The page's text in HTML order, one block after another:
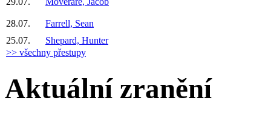
28.07.
Farrell, Sean
25.07.
Shepard, Hunter
>> všechny přestupy
Aktuální zranění